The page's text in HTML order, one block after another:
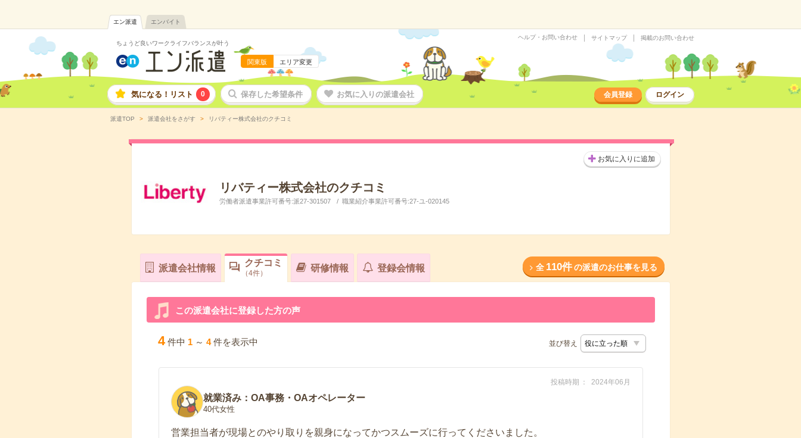
エン派遣 エンバイト
ちょうど良いワークライフバランスが叶う
関東版 エリア変更
ヘルプ・お問い合わせ サイトマップ 掲載のお問い合わせ
気になる！リスト 0 保存した希望条件 お気に入りの派遣会社 会員登録 ログイン
派遣TOP 派遣会社をさがす リバティー株式会社のクチコミ
リバティー株式会社のクチコミ
労働者派遣事業許可番号:派27-301507 職業紹介事業許可番号:27-ユ-020145
お気に入りに追加
派遣会社情報 クチコミ
4件
研修情報 登録会情報 全 110件 の派遣のお仕事を見る
この派遣会社に登録した方の声
4 件中 1 ～ 4 件を表示中 並び替え
投稿時期 2024年06月
就業済み：OA事務・OAオペレーター
40代女性
営業担当者が現場とのやり取りを親身になってかつスムーズに行ってくださいました。